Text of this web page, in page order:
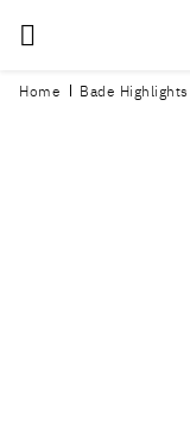
Home Bade Highlights